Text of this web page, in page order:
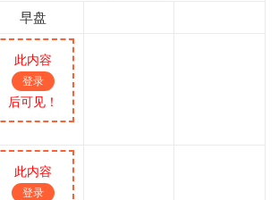
早盘
此内容
登录
后可见！
此内容
登录